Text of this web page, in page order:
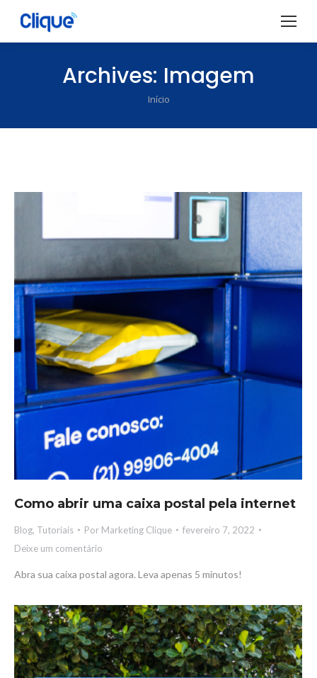
Archives: Imagem
Você está aqui:
Início
Como abrir uma caixa postal pela internet
Blog, Tutoriais Por Marketing Clique
fevereiro 7, 2022
Deixe um comentário
Abra sua caixa postal agora. Leva apenas 5 minutos!